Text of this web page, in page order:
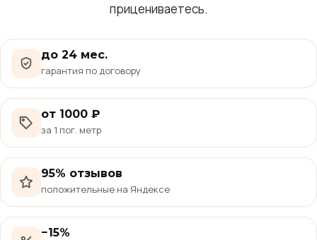
прицениваетесь.
до 24 мес.
гарантия по договору
от 1000 ₽
за 1 пог. метр
95% отзывов
положительные на Яндексе
−15%